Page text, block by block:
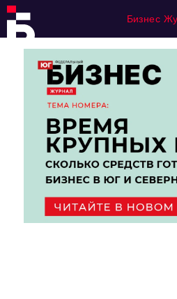
Бизнес
Франчайзинг
Номера журнала
Категории:
Финансы